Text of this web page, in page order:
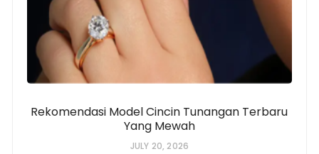
Rekomendasi Model Cincin Tunangan Terbaru
Yang Mewah
JULY 20, 2026